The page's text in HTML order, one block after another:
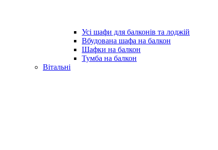
Усі шафи для балконів та лоджій
Вбудована шафа на балкон
Шафки на балкон
Тумба на балкон
Вітальні